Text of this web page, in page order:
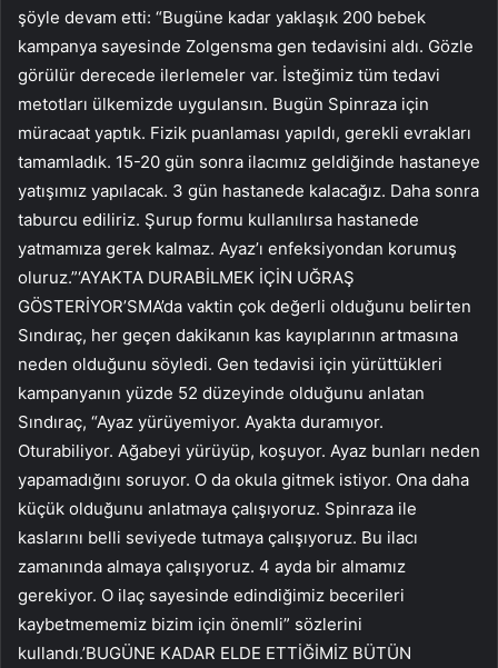
şöyle devam etti: “Bugüne kadar yaklaşık 200 bebek
kampanya sayesinde Zolgensma gen tedavisini aldı. Gözle
görülür derecede ilerlemeler var. İsteğimiz tüm tedavi
metotları ülkemizde uygulansın. Bugün Spinraza için
müracaat yaptık. Fizik puanlaması yapıldı, gerekli evrakları
tamamladık. 15-20 gün sonra ilacımız geldiğinde hastaneye
yatışımız yapılacak. 3 gün hastanede kalacağız. Daha sonra
taburcu ediliriz. Şurup formu kullanılırsa hastanede
yatmamıza gerek kalmaz. Ayaz’ı enfeksiyondan korumuş
oluruz.”‘AYAKTA DURABİLMEK İÇİN UĞRAŞ
GÖSTERİYOR’SMA’da vaktin çok değerli olduğunu belirten
Sındıraç, her geçen dakikanın kas kayıplarının artmasına
neden olduğunu söyledi. Gen tedavisi için yürüttükleri
kampanyanın yüzde 52 düzeyinde olduğunu anlatan
Sındıraç, “Ayaz yürüyemiyor. Ayakta duramıyor.
Oturabiliyor. Ağabeyi yürüyüp, koşuyor. Ayaz bunları neden
yapamadığını soruyor. O da okula gitmek istiyor. Ona daha
küçük olduğunu anlatmaya çalışıyoruz. Spinraza ile
kaslarını belli seviyede tutmaya çalışıyoruz. Bu ilacı
zamanında almaya çalışıyoruz. 4 ayda bir almamız
gerekiyor. O ilaç sayesinde edindiğimiz becerileri
kaybetmememiz bizim için önemli” sözlerini
kullandı.’BUGÜNE KADAR ELDE ETTİĞİMİZ BÜTÜN